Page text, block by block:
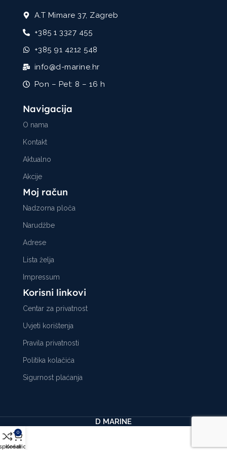
A.T Mimare 37, Zagreb
+385 1 3327 455
+385 91 4212 548
info@d-marine.hr
Pon – Pet: 8 – 16 h
Navigacija
O nama
Kontakt
Aktualno
Akcije
Moj račun
Nadzorna ploča
Narudžbe
Adrese
Lista želja
Impressum
Korisni linkovi
Centar za privatnost
Uvjeti korištenja
Pravila privatnosti
Politika kolačića
Sigurnost plaćanja
D MARINE
0
Košarica